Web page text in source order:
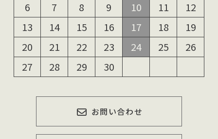
6
7 8 9 10 11
12
13
14 15 16 17 18
19
20
21 22 23 24 25
26
27
28 29 30
お問い合わせ